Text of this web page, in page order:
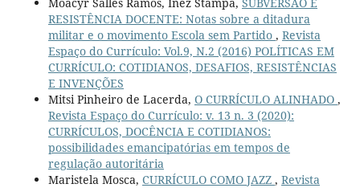
Moacyr Salles Ramos, Inez Stampa, SUBVERSÃO E
RESISTÊNCIA DOCENTE: Notas sobre a ditadura
militar e o movimento Escola sem Partido , Revista
Espaço do Currículo: Vol.9, N.2 (2016) POLÍTICAS EM
CURRÍCULO: COTIDIANOS, DESAFIOS, RESISTÊNCIAS
E INVENÇÕES
Mitsi Pinheiro de Lacerda, O CURRÍCULO ALINHADO ,
Revista Espaço do Currículo: v. 13 n. 3 (2020):
CURRÍCULOS, DOCÊNCIA E COTIDIANOS:
possibilidades emancipatórias em tempos de
regulação autoritária
Maristela Mosca, CURRÍCULO COMO JAZZ , Revista